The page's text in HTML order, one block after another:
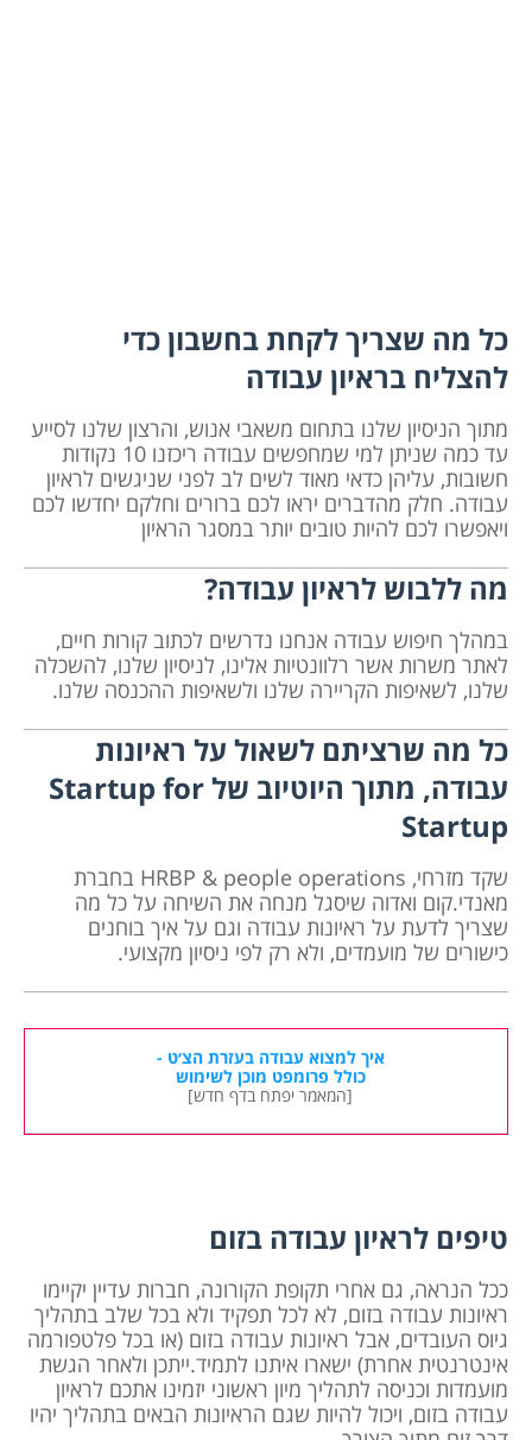
כל מה שצריך לקחת בחשבון כדי
להצליח בראיון עבודה
מתוך הניסיון שלנו בתחום משאבי אנוש, והרצון שלנו לסייע
עד כמה שניתן למי שמחפשים עבודה ריכזנו 10 נקודות
חשובות, עליהן כדאי מאוד לשים לב לפני שניגשים לראיון
עבודה. חלק מהדברים יראו לכם ברורים וחלקם יחדשו לכם
ויאפשרו לכם להיות טובים יותר במסגר הראיון
מה ללבוש לראיון עבודה?
במהלך חיפוש עבודה אנחנו נדרשים לכתוב קורות חיים,
לאתר משרות אשר רלוונטיות אלינו, לניסיון שלנו, להשכלה
שלנו, לשאיפות הקריירה שלנו ולשאיפות ההכנסה שלנו.
כל מה שרציתם לשאול על ראיונות
עבודה, מתוך היוטיוב של Startup for
Startup
שקד מזרחי, HRBP & people operations בחברת
מאנדי.קום ואדוה שיסגל מנחה את השיחה על כל מה
שצריך לדעת על ראיונות עבודה וגם על איך בוחנים
כישורים של מועמדים, ולא רק לפי ניסיון מקצועי.
איך למצוא עבודה בעזרת הצ׳ט -
כולל פרומפט מוכן לשימוש
[המאמר יפתח בדף חדש]
טיפים לראיון עבודה בזום
ככל הנראה, גם אחרי תקופת הקורונה, חברות עדיין יקיימו
ראיונות עבודה בזום, לא לכל תפקיד ולא בכל שלב בתהליך
גיוס העובדים, אבל ראיונות עבודה בזום (או בכל פלטפורמה
אינטרנטית אחרת) ישארו איתנו לתמיד.ייתכן ולאחר הגשת
מועמדות וכניסה לתהליך מיון ראשוני יזמינו אתכם לראיון
עבודה בזום, ויכול להיות שגם הראיונות הבאים בתהליך יהיו